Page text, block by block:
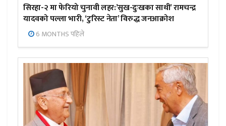
सिरहा-२ मा फेरियो चुनावी लहर:’सुख-दुःखका साथी’ रामचन्द्र
यादवको पल्ला भारी, ‘टुरिस्ट नेता’ विरुद्ध जनआक्रोश
6 MONTHS पहिले